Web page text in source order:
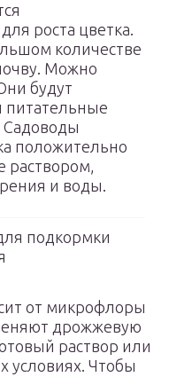
роста цветка.
количестве
Можно
будут
питательные
Садоводы
положительно
раствором,
и воды.
подкормки
от микрофлоры
дрожжевую
раствор или
условиях. Чтобы